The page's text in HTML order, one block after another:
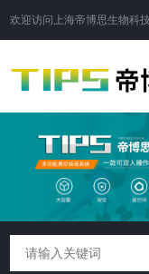
欢迎访问 上海帝博思生物科技